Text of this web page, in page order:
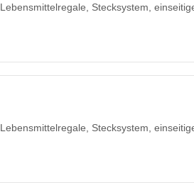
Lebensmittelregale, Stecksystem,
Lebensmittelregale, Stecksystem,